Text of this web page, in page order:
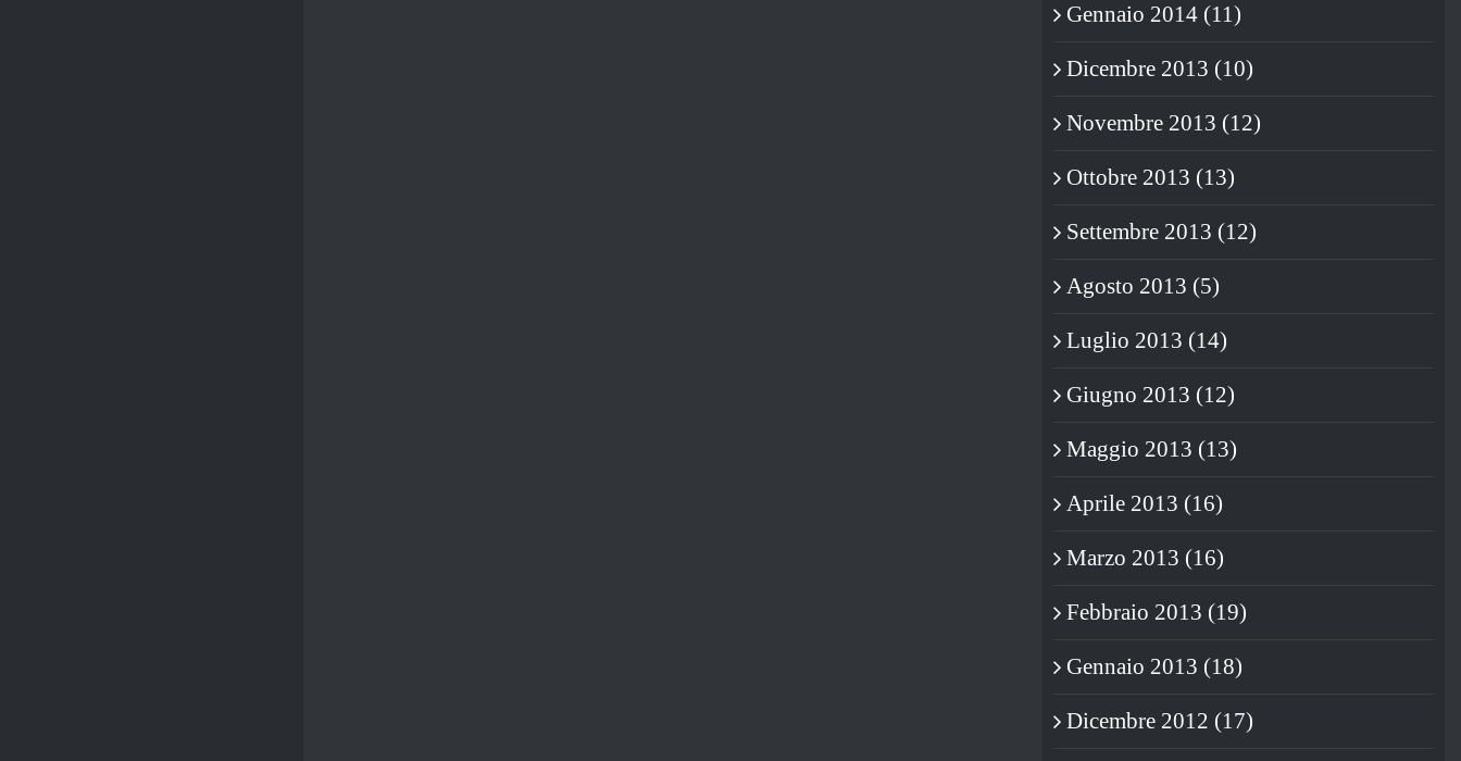
Gennaio 2014 (11)
Dicembre 2013 (10)
Novembre 2013 (12)
Ottobre 2013 (13)
Settembre 2013 (12)
Agosto 2013 (5)
Luglio 2013 (14)
Giugno 2013 (12)
Maggio 2013 (13)
Aprile 2013 (16)
Marzo 2013 (16)
Febbraio 2013 (19)
Gennaio 2013 (18)
Dicembre 2012 (17)